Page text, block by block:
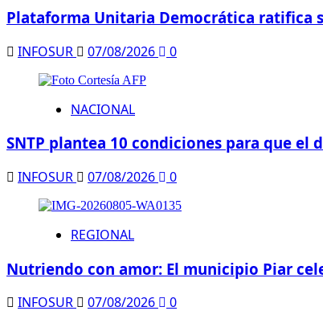
Plataforma Unitaria Democrática ratifica
INFOSUR 07/08/2026 0
NACIONAL
SNTP plantea 10 condiciones para que
INFOSUR 07/08/2026 0
REGIONAL
Nutriendo con amor: El municipio Piar
INFOSUR 07/08/2026 0